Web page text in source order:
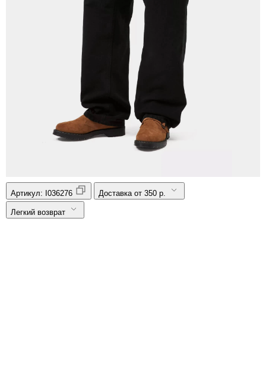
Артикул: I036276 Доставка от 350 р.
Легкий возврат